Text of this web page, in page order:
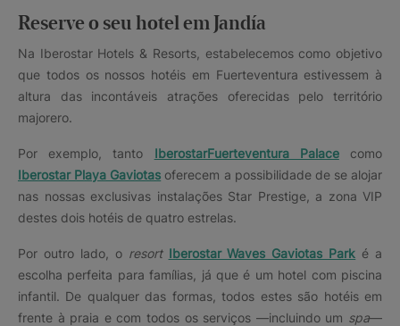
Reserve o seu hotel em Jandía
Na Iberostar Hotels & Resorts, estabelecemos como objetivo
que todos os nossos hotéis em Fuerteventura estivessem à
altura das incontáveis atrações oferecidas pelo território
majorero.
Por exemplo, tanto IberostarFuerteventura Palacecomo
Iberostar Playa Gaviotas oferecem a possibilidade de se alojar
nas nossas exclusivas instalações Star Prestige, a zona VIP
destes dois hotéis de quatro estrelas.
Por outro lado, o resort Iberostar Waves Gaviotas Park é a
escolha perfeita para famílias, já que é um hotel com piscina
infantil. De qualquer das formas, todos estes são hotéis em
frente à praia e com todos os serviços —incluindo um spa—